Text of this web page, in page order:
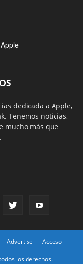
dedicada a Apple,
Tenemos noticias,
mucho más que
Advertise Acceso
los derechos.